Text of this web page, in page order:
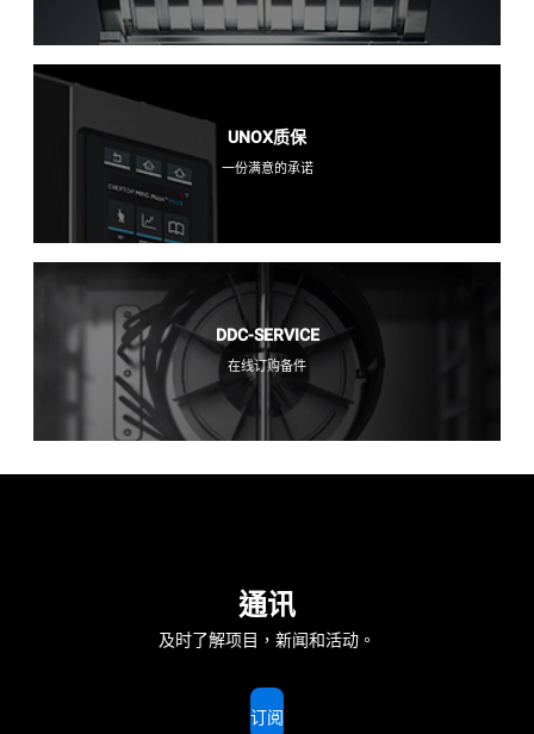
UNOX质保
一份满意的承诺
DDC-SERVICE
在线订购备件
通讯
及时了解项目，新闻和活动。
订阅